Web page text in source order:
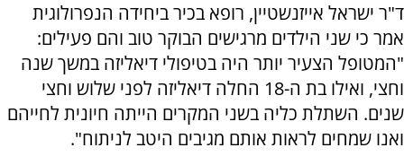
ד"ר ישראל אייזנשטיין, רופא בכיר ביחידה הנפרולוגית
אמר כי שני הילדים מרגישים הבוקר טוב והם פעילים:
"המטופל הצעיר יותר היה בטיפולי דיאליזה במשך שנה
וחצי, ואילו בת ה-18 החלה דיאליזה לפני שלוש וחצי
שנים. השתלת כליה בשני המקרים הייתה חיונית לחייהם
ואנו שמחים לראות אותם מגיבים היטב לניתוח".